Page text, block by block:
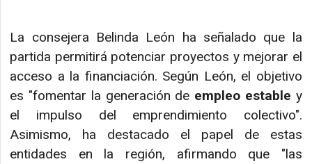
La consejera Belinda León ha señalado que la
partida permitirá potenciar proyectos y mejorar el
acceso a la financiación. Según León, el objetivo
es "fomentar la generación de empleo estable y
el impulso del emprendimiento colectivo".
Asimismo, ha destacado el papel de estas
entidades en la región, afirmando que "las